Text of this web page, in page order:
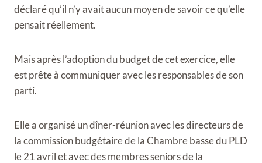
déclaré qu’il n’y avait aucun moyen de savoir ce qu’elle
pensait réellement.
Mais après l’adoption du budget de cet exercice, elle
est prête à communiquer avec les responsables de son
parti.
Elle a organisé un dîner-réunion avec les directeurs de
la commission budgétaire de la Chambre basse du PLD
le 21 avril et avec des membres seniors de la